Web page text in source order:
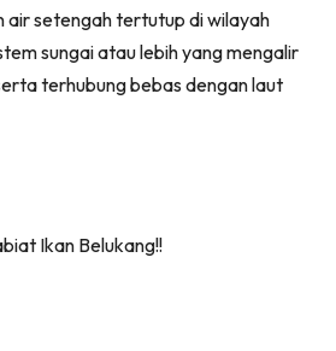
air setengah tertutup di wilayah
sungai atau lebih yang mengalir
terhubung bebas dengan laut